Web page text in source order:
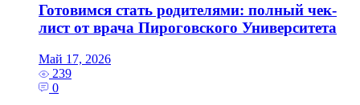
Готовимся стать родителями: полный чек-
лист от врача Пироговского Университета
Май 17, 2026
239
0